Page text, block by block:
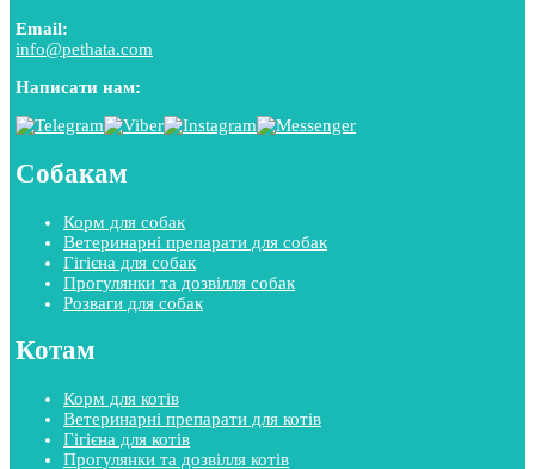
Email:
info@pethata.com
Написати нам:
Собакам
Корм для собак
Ветеринарні препарати для собак
Гігієна для собак
Прогулянки та дозвілля собак
Розваги для собак
Котам
Корм для котів
Ветеринарні препарати для котів
Гігієна для котів
Прогулянки та дозвілля котів